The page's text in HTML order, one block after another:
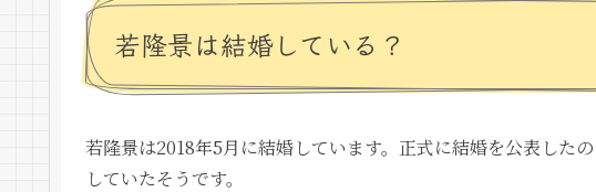
若隆景は結婚している？
若隆景は2018年5月に結婚しています。正式に結婚を公表した
していたそうです。